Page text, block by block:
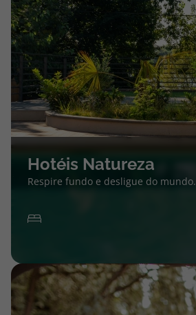
Hotéis Natureza
Respire fundo e desligue do mundo.